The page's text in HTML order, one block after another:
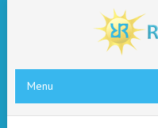
Menu